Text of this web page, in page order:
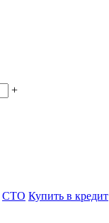
+
CTO Купить в кредит